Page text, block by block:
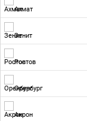
Ахмат
Зенит
Ростов
Оренбург
Акрон